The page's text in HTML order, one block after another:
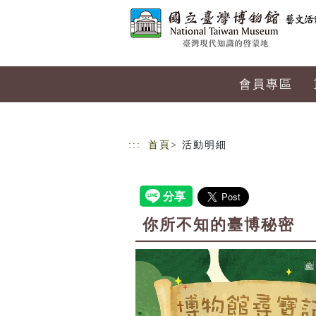
會員專區
::: 首頁 > 活動明細
你所不知的臺博秘密